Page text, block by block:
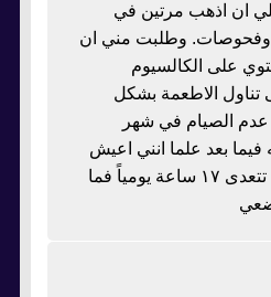
ان اذهب مرتين في
وفحوصات. وطلبت مني ان
على الكالسيوم
تناول الاطعمة بشكل
الصيام في شهر
بعد علما انني اعيش
في كندا وفترة الصيام تتعدى ١٧ ساعة يومياً فما